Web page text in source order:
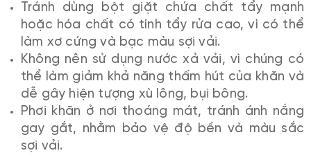
Tránh dùng bột giặt chứa chất tẩy mạnh
hoặc hóa chất có tính tẩy rửa cao, vì có thể
làm xơ cứng và bạc màu sợi vải.
Không nên sử dụng nước xả vải, vì chúng có
thể làm giảm khả năng thấm hút của khăn và
dễ gây hiện tượng xù lông, bụi bông.
Phơi khăn ở nơi thoáng mát, tránh ánh nắng
gay gắt, nhằm bảo vệ độ bền và màu sắc
sợi vải.